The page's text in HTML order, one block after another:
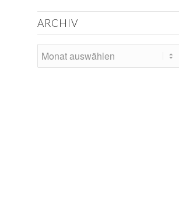
ARCHIV